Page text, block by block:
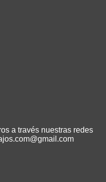
a través nuestras redes